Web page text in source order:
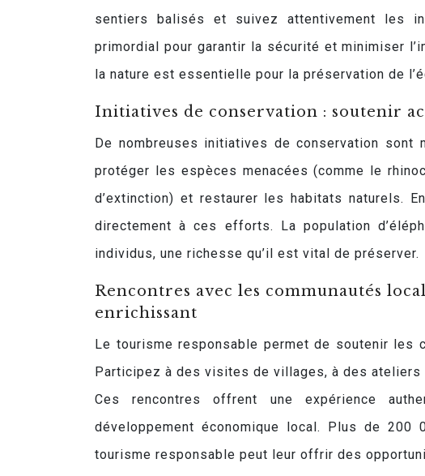
sentiers balisés et suivez attentivement les
primordial pour garantir la sécurité et minimiser
la nature est essentielle pour la préservation de
Initiatives de conservation : soutenir
De nombreuses initiatives de conservation sont
protéger les espèces menacées (comme le
d’extinction) et restaurer les habitats naturels.
directement à ces efforts. La population
individus, une richesse qu’il est vital de préserver.
Rencontres avec les communautés
enrichissant
Le tourisme responsable permet de soutenir les
Participez à des visites de villages, à des ateliers
Ces rencontres offrent une expérience
développement économique local. Plus de
tourisme responsable peut leur offrir des